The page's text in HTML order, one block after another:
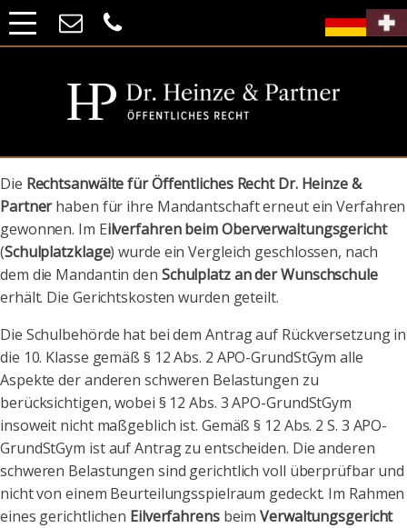
Die Rechtsanwälte für Öffentliches Recht Dr. Heinze &
Partnerhaben für ihre Mandantschaft erneut ein Verfahren
gewonnen. Im Eilverfahren beim Oberverwaltungsgericht
(Schulplatzklage) wurde ein Vergleich geschlossen, nach
dem die Mandantin den Schulplatz an der Wunschschule
erhält. Die Gerichtskosten wurden geteilt.
Die Schulbehörde hat bei dem Antrag auf Rückversetzung in
die 10. Klasse gemäß § 12 Abs. 2 APO-GrundStGym alle
Aspekte der anderen schweren Belastungen zu
berücksichtigen, wobei § 12 Abs. 3 APO-GrundStGym
insoweit nicht maßgeblich ist. Gemäß § 12 Abs. 2 S. 3 APO-
GrundStGym ist auf Antrag zu entscheiden. Die anderen
schweren Belastungen sind gerichtlich voll überprüfbar und
nicht von einem Beurteilungsspielraum gedeckt. Im Rahmen
eines gerichtlichen EilverfahrensbeimVerwaltungsgericht